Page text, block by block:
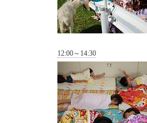
12:00～14:30